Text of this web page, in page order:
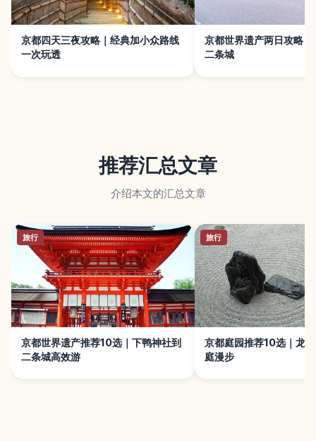
京都四天三夜攻略｜经典加小众路线
一次玩透
京都世界遗产两日攻略｜
二条城
推荐汇总文章
介绍本文的汇总文章
旅行
京都世界遗产推荐10选｜下鸭神社到
二条城高效游
旅行
京都庭园推荐10选｜龙
庭漫步